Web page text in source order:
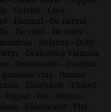
- Corthis - Cory -
- Daumal - De nerval -
- De staël - De vesly -
- Delattre - Delly-
- Desbordes Valmore
- Dostoïevski - Dourliac
gouezou vraz - Dumas -
- Eberhardt - Eluard -
- Faguet - Fée - Fénice-
- Filiatreault - Flat -